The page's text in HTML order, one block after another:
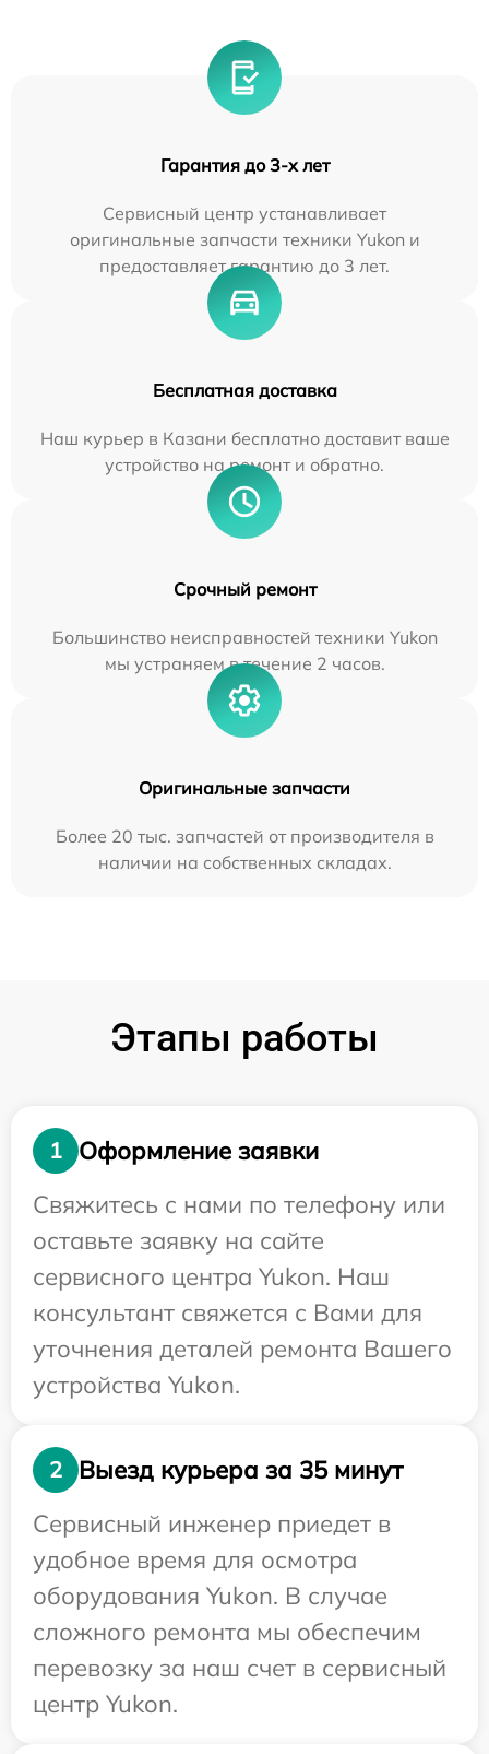
Гарантия до 3-х лет
Сервисный центр устанавливает
оригинальные запчасти техники Yukon и
предоставляет гарантию до 3 лет.
Бесплатная доставка
Наш курьер в Казани бесплатно доставит ваше
устройство на ремонт и обратно.
Срочный ремонт
Большинство неисправностей техники Yukon
мы устраняем в течение 2 часов.
Оригинальные запчасти
Более 20 тыс. запчастей от производителя в
наличии на собственных складах.
Этапы работы
1
Оформление заявки
Свяжитесь с нами по телефону или
оставьте заявку на сайте
сервисного центра Yukon. Наш
консультант свяжется с Вами для
уточнения деталей ремонта Вашего
устройства Yukon.
2
Выезд курьера за 35 минут
Сервисный инженер приедет в
удобное время для осмотра
оборудования Yukon. В случае
сложного ремонта мы обеспечим
перевозку за наш счет в сервисный
центр Yukon.